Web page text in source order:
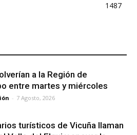
1487
a la Región de
entre martes y miércoles
- 7 Agosto, 2026
turísticos de Vicuña llaman